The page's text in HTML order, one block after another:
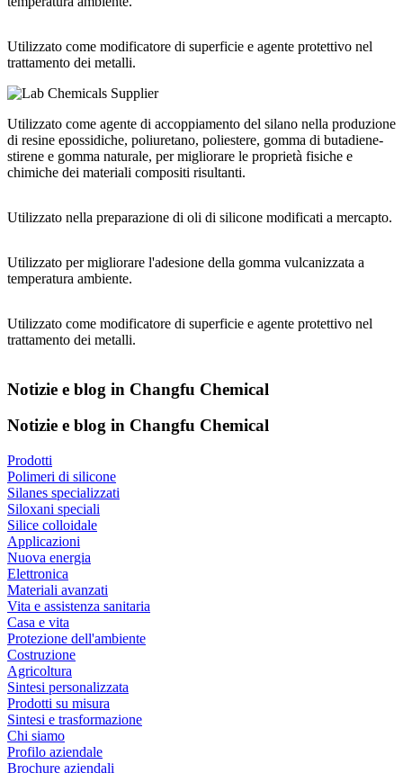
Utilizzato come modificatore di superficie e agente protettivo nel
trattamento dei metalli.
Utilizzato come agente di accoppiamento del silano nella produzione
di resine epossidiche, poliuretano, poliestere, gomma di butadiene-
stirene e gomma naturale, per migliorare le proprietà fisiche e
chimiche dei materiali compositi risultanti.
Utilizzato nella preparazione di oli di silicone modificati a mercapto.
Utilizzato per migliorare l'adesione della gomma vulcanizzata a
temperatura ambiente.
Utilizzato come modificatore di superficie e agente protettivo nel
trattamento dei metalli.
Notizie e blog in Changfu Chemical
Notizie e blog in Changfu Chemical
Prodotti
Polimeri di silicone
Silanes specializzati
Siloxani speciali
Silice colloidale
Applicazioni
Nuova energia
Elettronica
Materiali avanzati
Vita e assistenza sanitaria
Casa e vita
Protezione dell'ambiente
Costruzione
Agricoltura
Sintesi personalizzata
Prodotti su misura
Sintesi e trasformazione
Chi siamo
Profilo aziendale
Brochure aziendali